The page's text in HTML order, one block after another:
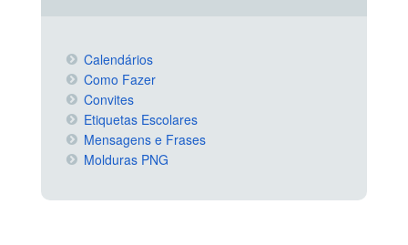
Calendários
Como Fazer
Convites
Etiquetas Escolares
Mensagens e Frases
Molduras PNG